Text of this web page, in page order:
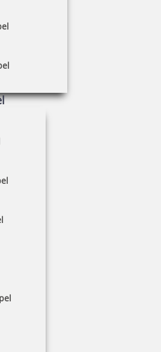
40 mm Durchmesser
25,35 €
50 mm Durchmesser